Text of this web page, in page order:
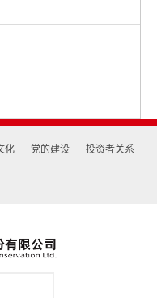
化 党的建设
投资者关系